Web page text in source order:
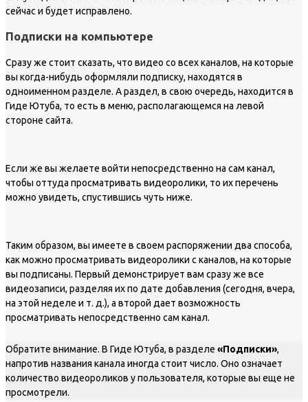
сейчас и будет исправлено.
Подписки на компьютере
Сразу же стоит сказать, что видео со всех каналов, на которые
вы когда-нибудь оформляли подписку, находятся в
одноименном разделе. А раздел, в свою очередь, находится в
Гиде Ютуба, то есть в меню, располагающемся на левой
стороне сайта.
Если же вы желаете войти непосредственно на сам канал,
чтобы оттуда просматривать видеоролики, то их перечень
можно увидеть, спустившись чуть ниже.
Таким образом, вы имеете в своем распоряжении два способа,
как можно просматривать видеоролики с каналов, на которые
вы подписаны. Первый демонстрирует вам сразу же все
видеозаписи, разделяя их по дате добавления (сегодня, вчера,
на этой неделе и т. д.), а второй дает возможность
просматривать непосредственно сам канал.
Обратите внимание. В Гиде Ютуба, в разделе «Подписки»,
напротив названия канала иногда стоит число. Оно означает
количество видеороликов у пользователя, которые вы еще не
просмотрели.